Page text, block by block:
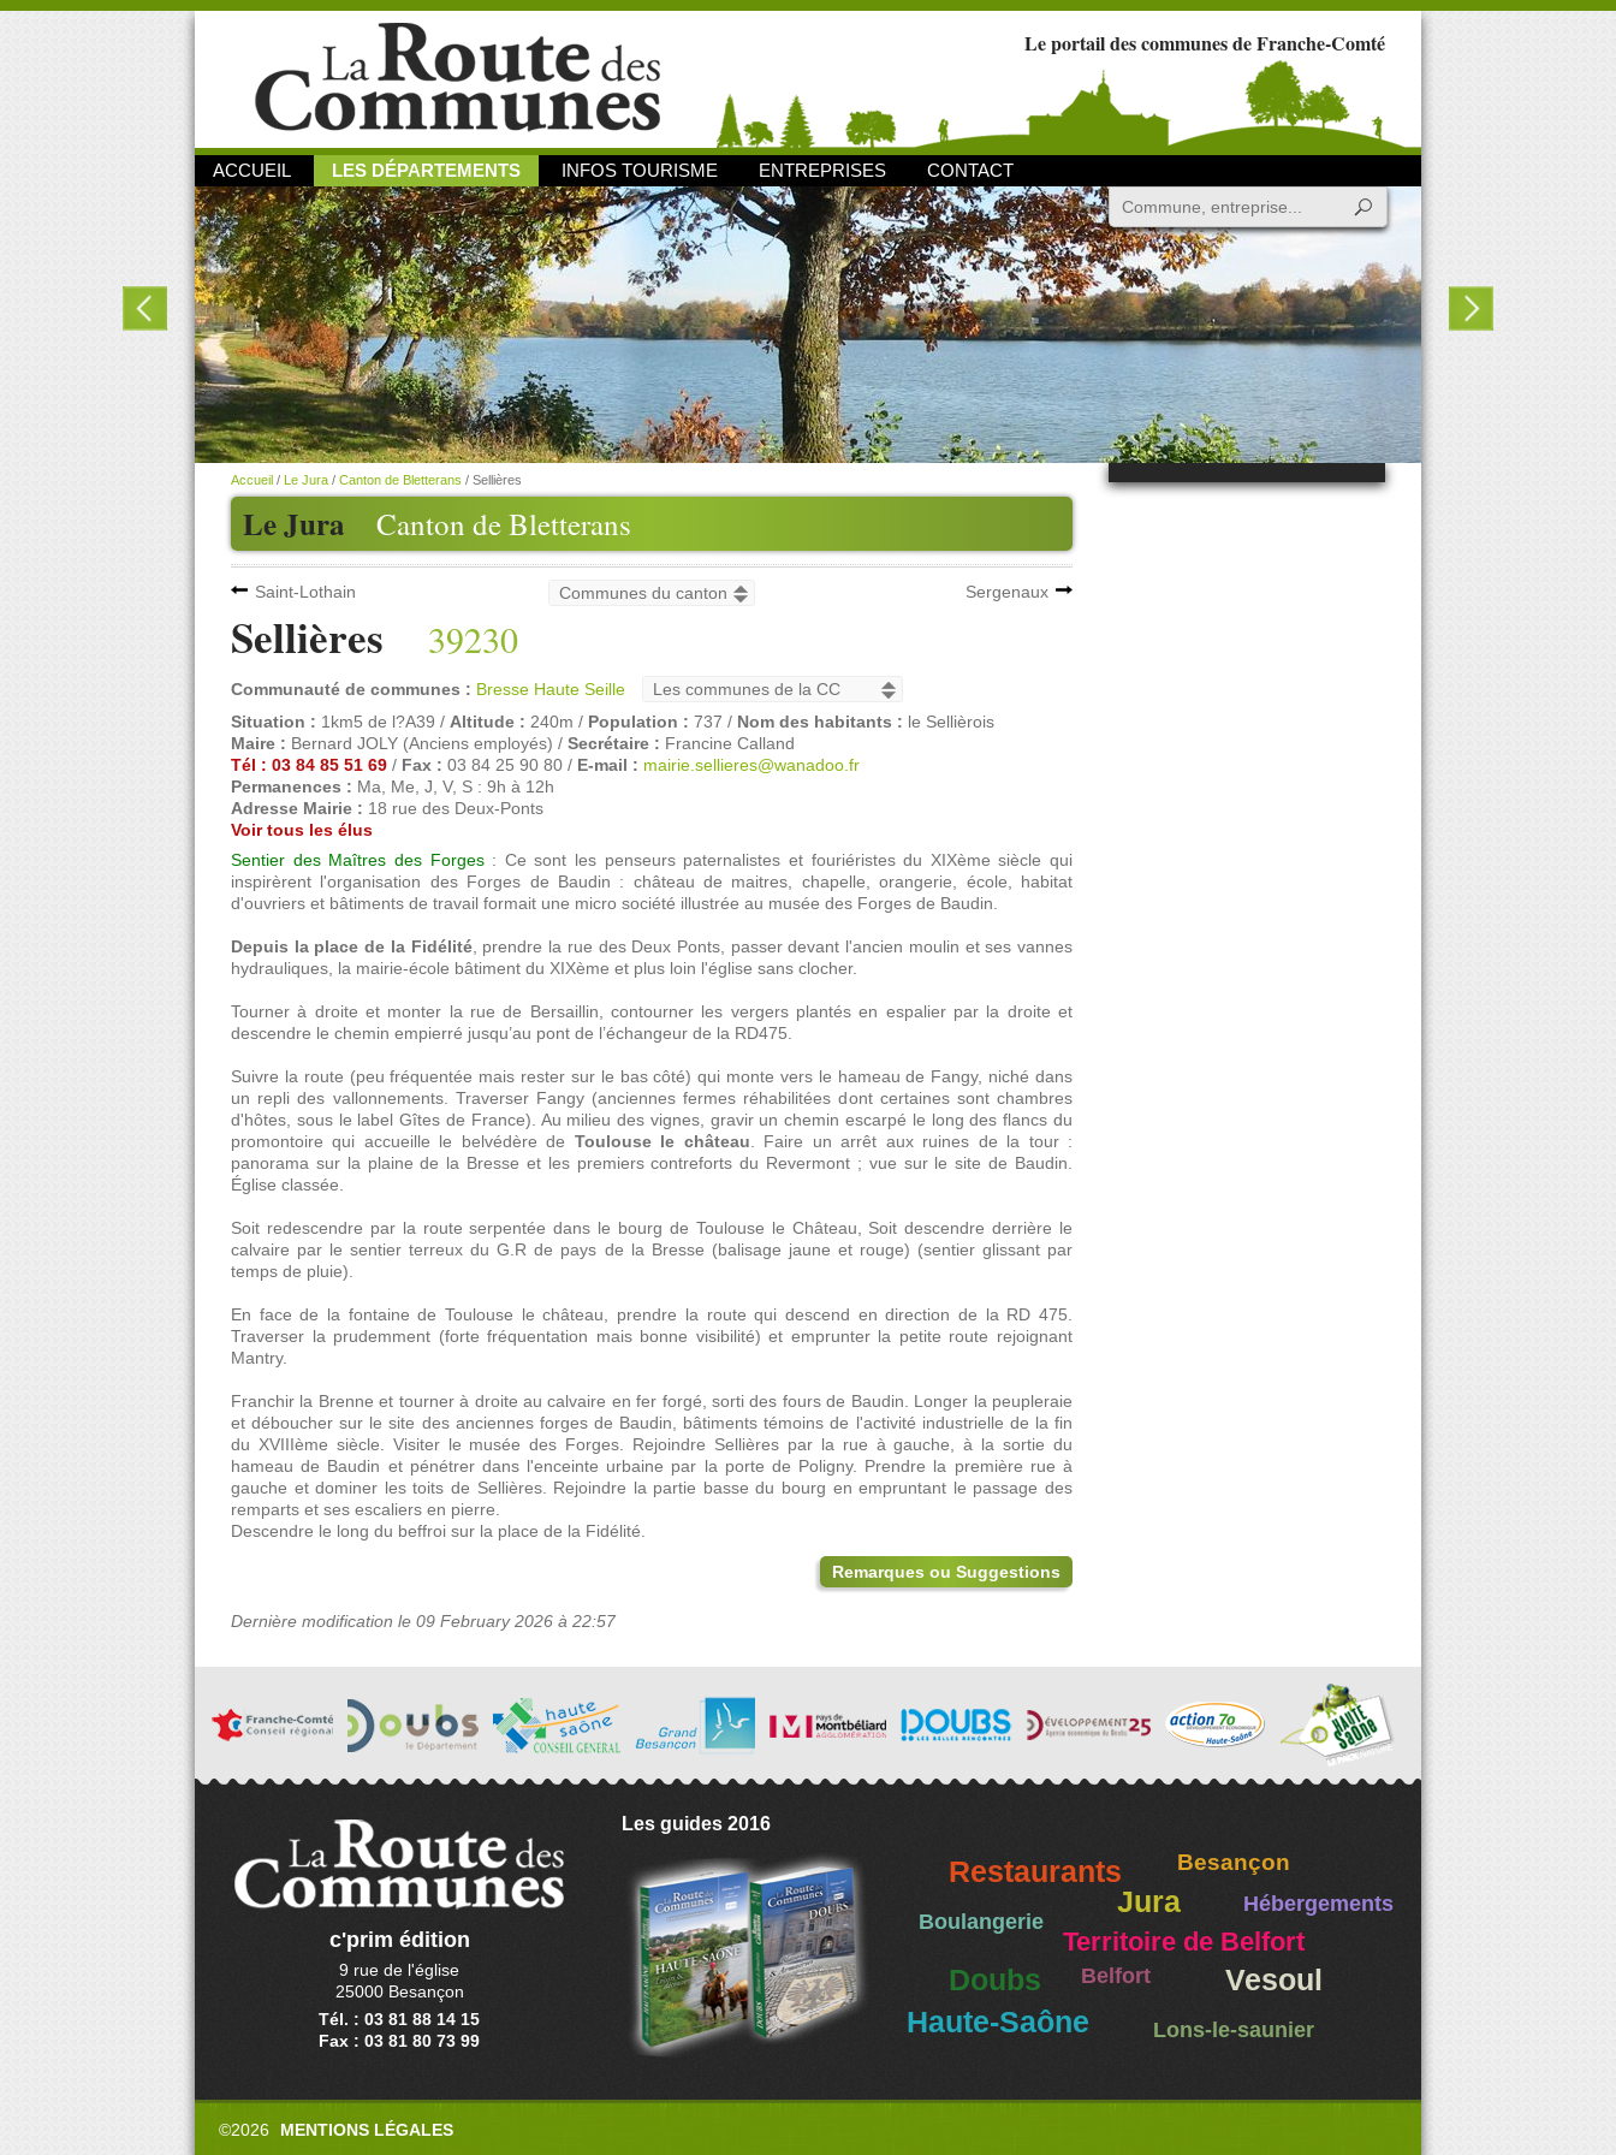
Le portail des communes de Franche-Comté
ACCUEIL LES DÉPARTEMENTS INFOS TOURISME ENTREPRISES CONTACT
Le Jura Canton de Bletterans
Accueil / Le Jura / Canton de Bletterans / Sellières
Saint-Lothain Sergenaux
Sellières 39230
Communauté de communes : Bresse Haute Seille
Situation : 1km5 de l?A39 / Altitude : 240m / Population : 737 / Nom des habitants : le Sellièrois
Maire : Bernard JOLY (Anciens employés) / Secrétaire : Francine Calland
Tél : 03 84 85 51 69 / Fax : 03 84 25 90 80 / E-mail : mairie.sellieres@wanadoo.fr
Permanences : Ma, Me, J, V, S : 9h à 12h
Adresse Mairie : 18 rue des Deux-Ponts
Voir tous les élus
Sentier des Maîtres des Forges : Ce sont les penseurs paternalistes et fouriéristes du XIXème siècle qui
inspirèrent l'organisation des Forges de Baudin : château de maitres, chapelle, orangerie, école, habitat
d'ouvriers et bâtiments de travail formait une micro société illustrée au musée des Forges de Baudin.
Depuis la place de la Fidélité, prendre la rue des Deux Ponts, passer devant l'ancien moulin et ses vannes
hydrauliques, la mairie-école bâtiment du XIXème et plus loin l'église sans clocher.
Tourner à droite et monter la rue de Bersaillin, contourner les vergers plantés en espalier par la droite et
descendre le chemin empierré jusqu’au pont de l’échangeur de la RD475.
Suivre la route (peu fréquentée mais rester sur le bas côté) qui monte vers le hameau de Fangy, niché dans
un repli des vallonnements. Traverser Fangy (anciennes fermes réhabilitées dont certaines sont chambres
d'hôtes, sous le label Gîtes de France). Au milieu des vignes, gravir un chemin escarpé le long des flancs du
promontoire qui accueille le belvédère de Toulouse le château . Faire un arrêt aux ruines de la tour :
panorama sur la plaine de la Bresse et les premiers contreforts du Revermont ; vue sur le site de Baudin.
Église classée.
Soit redescendre par la route serpentée dans le bourg de Toulouse le Château, Soit descendre derrière le
calvaire par le sentier terreux du G.R de pays de la Bresse (balisage jaune et rouge) (sentier glissant par
temps de pluie).
En face de la fontaine de Toulouse le château, prendre la route qui descend en direction de la RD 475.
Traverser la prudemment (forte fréquentation mais bonne visibilité) et emprunter la petite route rejoignant
Mantry.
Franchir la Brenne et tourner à droite au calvaire en fer forgé, sorti des fours de Baudin. Longer la peupleraie
et déboucher sur le site des anciennes forges de Baudin, bâtiments témoins de l'activité industrielle de la fin
du XVIIIème siècle. Visiter le musée des Forges. Rejoindre Sellières par la rue à gauche, à la sortie du
hameau de Baudin et pénétrer dans l'enceinte urbaine par la porte de Poligny. Prendre la première rue à
gauche et dominer les toits de Sellières. Rejoindre la partie basse du bourg en empruntant le passage des
remparts et ses escaliers en pierre.
Descendre le long du beffroi sur la place de la Fidélité.
Remarques ou Suggestions
Dernière modification le 09 February 2026 à 22:57
c'prim édition
9 rue de l'église
25000 Besançon
Tél. : 03 81 88 14 15
Fax : 03 81 80 73 99
Les guides 2016
Restaurants Besançon
Jura Hébergements
Boulangerie
Territoire de Belfort
Doubs Belfort
Vesoul
Haute-Saône
Lons-le-saunier
©2026 MENTIONS LÉGALES